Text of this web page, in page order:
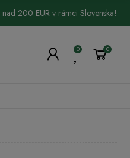
nad 200 EUR v rámci Slovenska!
0 0